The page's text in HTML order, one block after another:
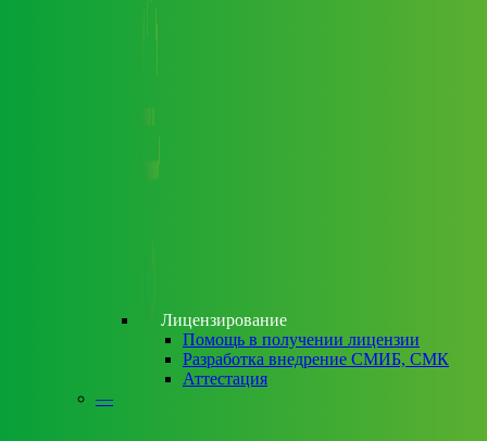
Лицензирование
Помощь в получении лицензии
Разработка внедрение СМИБ, СМК
Аттестация
—